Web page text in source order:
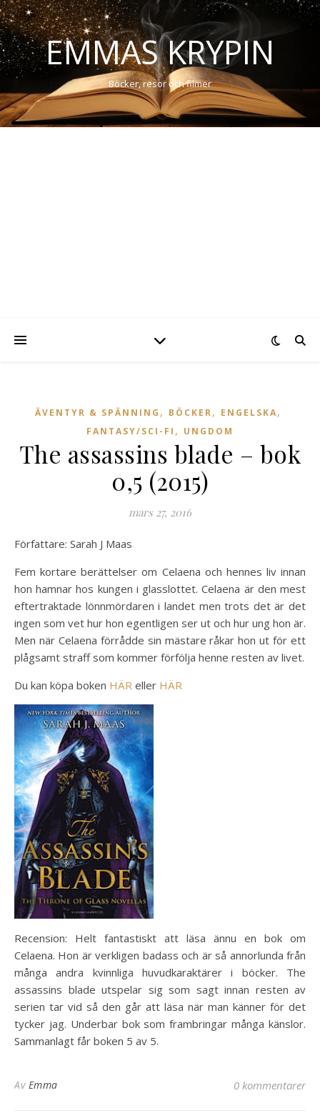
EMMAS KRYPIN
Böcker, resor och filmer
ÄVENTYR & SPÄNNING , BÖCKER, ENGELSKA,
FANTASY/SCI-FI , UNGDOM
The assassins blade – bok
0,5 (2015)
mars 27, 2016
Författare: Sarah J Maas
Fem kortare berättelser om Celaena och hennes liv innan
hon hamnar hos kungen i glasslottet. Celaena är den mest
eftertraktade lönnmördaren i landet men trots det är det
ingen som vet hur hon egentligen ser ut och hur ung hon är.
Men när Celaena förrådde sin mästare råkar hon ut för ett
plågsamt straff som kommer förfölja henne resten av livet.
Du kan köpa boken HÄR eller HÄR
Recension: Helt fantastiskt att läsa ännu en bok om
Celaena. Hon är verkligen badass och är så annorlunda från
många andra kvinnliga huvudkaraktärer i böcker. The
assassins blade utspelar sig som sagt innan resten av
serien tar vid så den går att läsa när man känner för det
tycker jag. Underbar bok som frambringar många känslor.
Sammanlagt får boken 5 av 5.
Av Emma 0 kommentarer